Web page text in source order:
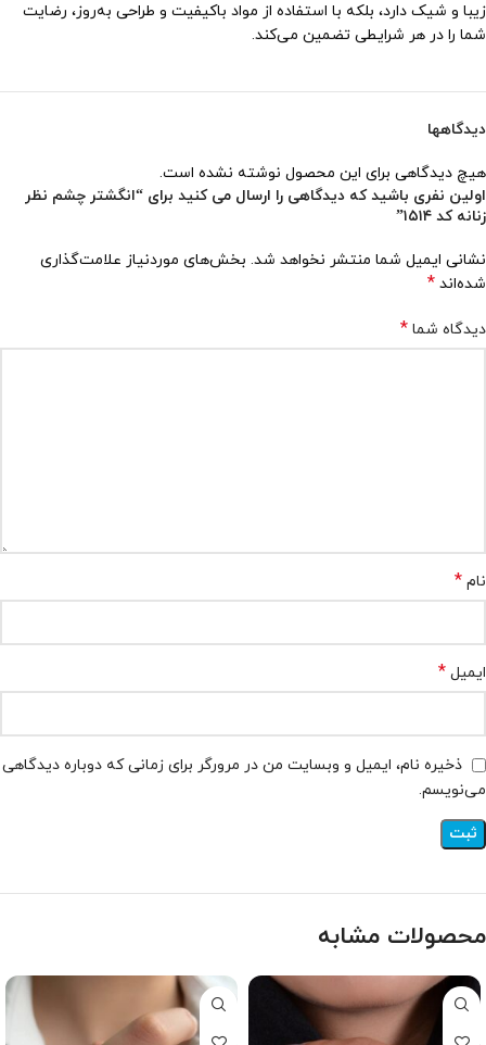
زیبا و شیک دارد، بلکه با استفاده از مواد باکیفیت و طراحی به‌روز، رضایت
شما را در هر شرایطی تضمین می‌کند.
دیدگاهها
هیچ دیدگاهی برای این محصول نوشته نشده است.
اولین نفری باشید که دیدگاهی را ارسال می کنید برای “انگشتر چشم نظر
زنانه کد ۱۵۱۴”
نشانی ایمیل شما منتشر نخواهد شد. بخش‌های موردنیاز علامت‌گذاری
شده‌اند *
دیدگاه شما *
نام *
ایمیل *
ذخیره نام، ایمیل و وبسایت من در مرورگر برای زمانی که دوباره دیدگاهی
می‌نویسم.
محصولات مشابه